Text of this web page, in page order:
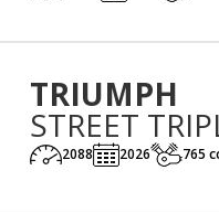
TRIUMPH
STREET
2088 2026 765